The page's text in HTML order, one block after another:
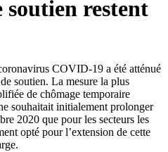
soutien restent
COVID-19 a été atténué
soutien. La mesure la plus
de chômage temporaire
souhaitait initialement prolonger
2020 que pour les secteurs les
opté pour l’extension de cette